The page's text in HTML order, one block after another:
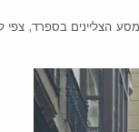
מסע הצליינים בספרד,